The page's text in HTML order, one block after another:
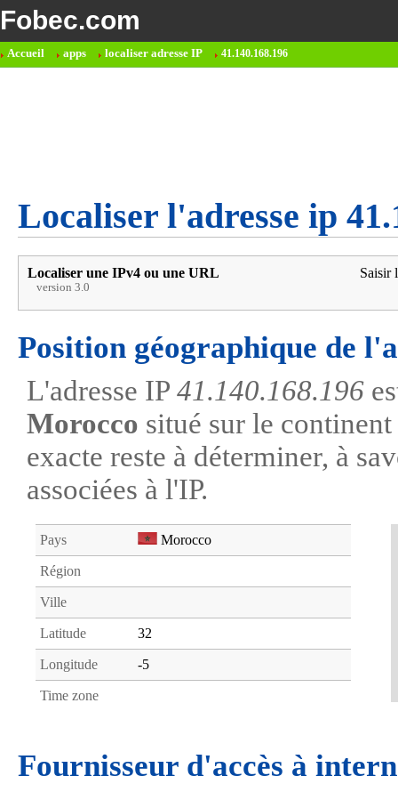
Fobec.com
Accueil apps localiser adresse IP 41.140.168.196
Localiser l'adresse ip
Localiser une IPv4 ou une URL
version 3.0
Saisir
Position géographique de
L'adresse IP 41.140.168.196
Morocco situé sur le
exacte reste à déterminer, à
associées à l'IP.
Pays Morocco
Région
Ville
Latitude 32
Longitude -5
Time zone
Fournisseur d'accès à